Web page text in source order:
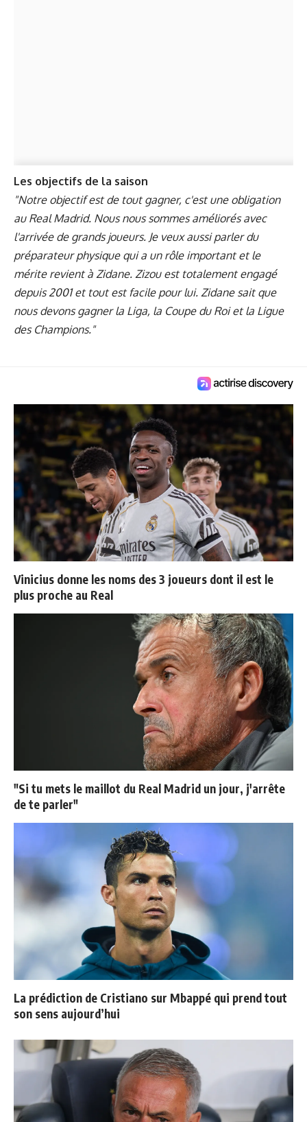
Les objectifs de la saison
"Notre objectif est de tout gagner, c'est une obligation
au Real Madrid. Nous nous sommes améliorés avec
l'arrivée de grands joueurs. Je veux aussi parler du
préparateur physique qui a un rôle important et le
mérite revient à Zidane. Zizou est totalement engagé
depuis 2001 et tout est facile pour lui. Zidane sait que
nous devons gagner la Liga, la Coupe du Roi et la Ligue
des Champions."
Vinicius donne les noms des 3 joueurs dont il est le
plus proche au Real
"Si tu mets le maillot du Real Madrid un jour, j'arrête
de te parler"
La prédiction de Cristiano sur Mbappé qui prend tout
son sens aujourd’hui